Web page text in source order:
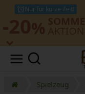
Nur für kurze Zeit!
Spielzeug